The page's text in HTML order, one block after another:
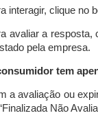
interagir, clique no
avaliar a resposta,
pela empresa.
tem
a avaliação ou
Não